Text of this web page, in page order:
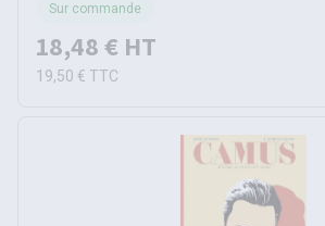
Sur commande
18,48 € HT
19,50 € TTC